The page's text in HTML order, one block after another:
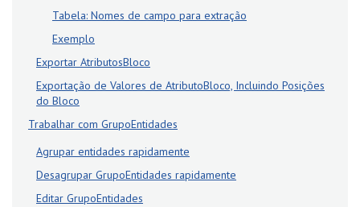
Tabela: Nomes de campo para extração
Exemplo
Exportar AtributosBloco
Exportação de Valores de AtributoBloco, Incluindo Posições
do Bloco
Trabalhar com GrupoEntidades
Agrupar entidades rapidamente
Desagrupar GrupoEntidades rapidamente
Editar GrupoEntidades